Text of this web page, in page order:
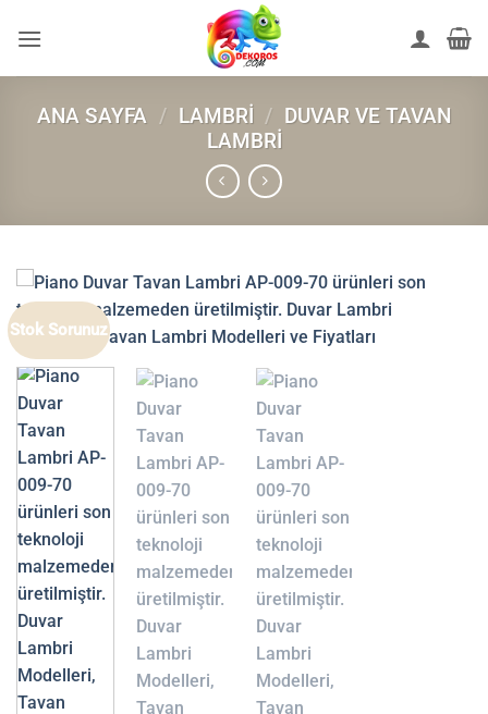
atla
ANA SAYFA / LAMBRI / DUVAR VE TAVAN
LAMBRI
Stok Sorunuz